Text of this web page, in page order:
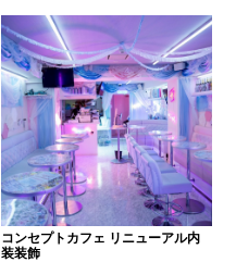
コンセプトカフェ リニューアル内
装装飾